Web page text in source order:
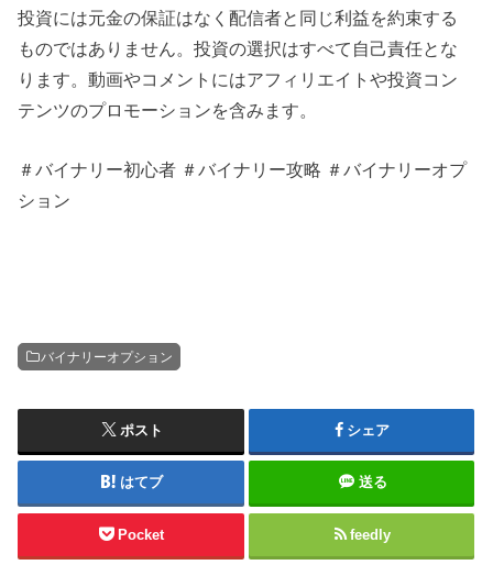
投資には元金の保証はなく配信者と同じ利益を約束する
ものではありません。投資の選択はすべて自己責任とな
ります。動画やコメントにはアフィリエイトや投資コン
テンツのプロモーションを含みます。
＃バイナリー初心者 ＃バイナリー攻略 ＃バイナリーオプ
ション
バイナリーオプション
ポスト シェア
はてブ 送る
Pocket feedly